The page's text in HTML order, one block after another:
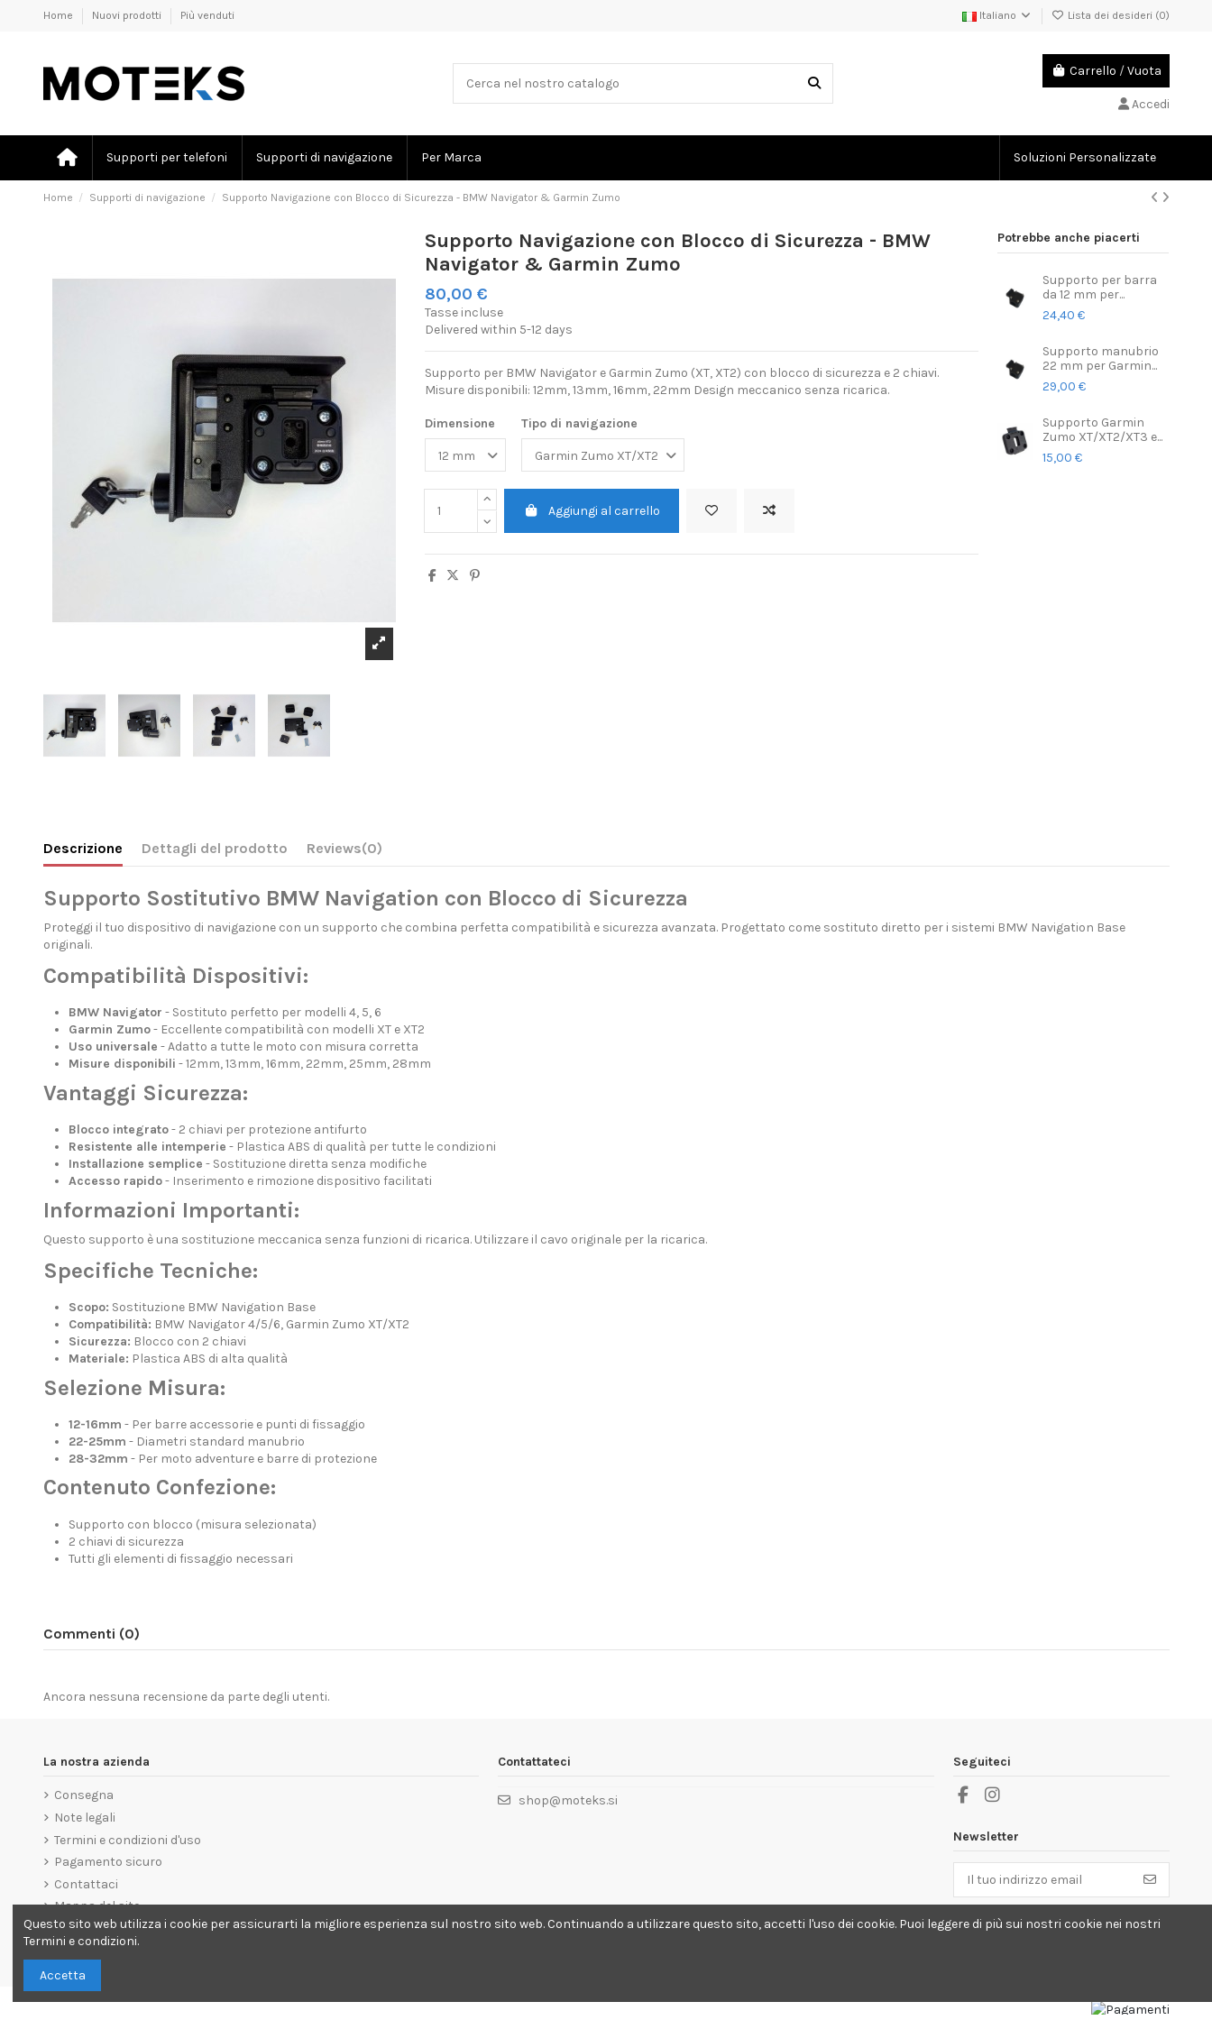
Home Nuovi prodotti Più venduti Italiano Lista dei desideri (0)
Carrello /Vuota
Accedi
Supporti per telefoni Supporti di navigazione Per Marca Soluzioni Personalizzate
Home Supporti di navigazione Supporto Navigazione con Blocco di Sicurezza - BMW Navigator & Garmin Zumo
Supporto Navigazione con Blocco di Sicurezza - BMW
Navigator & Garmin Zumo
80,00 €
Tasse incluse
Delivered within 5-12 days
Supporto per BMW Navigator e Garmin Zumo (XT, XT2) con blocco di sicurezza e 2 chiavi.
Misure disponibili: 12mm, 13mm, 16mm, 22mm Design meccanico senza ricarica.
Dimensione Tipo di navigazione
Aggiungi al carrello
Potrebbe anche piacerti
Supporto per barra
da 12 mm per...
24,40 €
Supporto manubrio
22 mm per Garmin...
29,00 €
Supporto Garmin
Zumo XT/XT2/XT3 e...
15,00 €
Descrizione Dettagli del prodotto Reviews(0)
Supporto Sostitutivo BMW Navigation con Blocco di Sicurezza
Proteggi il tuo dispositivo di navigazione con un supporto che combina perfetta compatibilità e sicurezza avanzata. Progettato come sostituto diretto per i sistemi BMW Navigation Base
originali.
Compatibilità Dispositivi:
BMW Navigator - Sostituto perfetto per modelli 4, 5, 6
Garmin Zumo- Eccellente compatibilità con modelli XT e XT2
Uso universale - Adatto a tutte le moto con misura corretta
Misure disponibili - 12mm, 13mm, 16mm, 22mm, 25mm, 28mm
Vantaggi Sicurezza:
Blocco integrato- 2 chiavi per protezione antifurto
Resistente alle intemperie - Plastica ABS di qualità per tutte le condizioni
Installazione semplice - Sostituzione diretta senza modifiche
Accesso rapido- Inserimento e rimozione dispositivo facilitati
Informazioni Importanti:
Questo supporto è una sostituzione meccanica senza funzioni di ricarica. Utilizzare il cavo originale per la ricarica.
Specifiche Tecniche:
Scopo: Sostituzione BMW Navigation Base
Compatibilità: BMW Navigator 4/5/6, Garmin Zumo XT/XT2
Sicurezza: Blocco con 2 chiavi
Materiale: Plastica ABS di alta qualità
Selezione Misura:
12-16mm - Per barre accessorie e punti di fissaggio
22-25mm - Diametri standard manubrio
28-32mm - Per moto adventure e barre di protezione
Contenuto Confezione:
Supporto con blocco (misura selezionata)
2 chiavi di sicurezza
Tutti gli elementi di fissaggio necessari
Commenti (0)
Ancora nessuna recensione da parte degli utenti.
La nostra azienda
Consegna
Note legali
Termini e condizioni d'uso
Pagamento sicuro
Contattaci
Mappa del sito
Contattateci
shop@moteks.si
Seguiteci
Newsletter
A questo scopo, cerca le info di contatto
nelle note legali.
Questo sito web utilizza i cookie per assicurarti la migliore esperienza sul nostro sito web. Continuando a utilizzare questo sito, accetti l'uso dei cookie. Puoi leggere di più sui nostri cookie nei nostri
Termini e condizioni.
Accetta